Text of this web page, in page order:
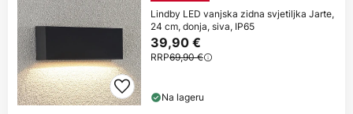
Lindby LED vanjska zidna svjetiljka Jarte,
24 cm, donja, siva, IP65
39,90 €
RRP69,90 €
Na lageru